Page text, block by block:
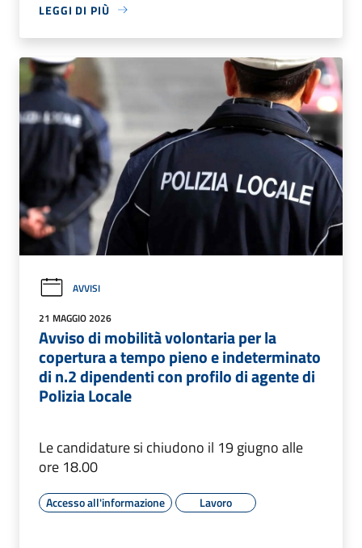
LEGGI DI PIÙ
AVVISI
21 MAGGIO 2026
Avviso di mobilità volontaria per la
copertura a tempo pieno e indeterminato
di n.2 dipendenti con profilo di agente di
Polizia Locale
Le candidature si chiudono il 19 giugno alle
ore 18.00
Accesso all'informazione Lavoro